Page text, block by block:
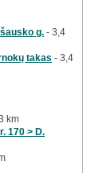
g. - 3,4
takas - 3,4
km
170 > D.